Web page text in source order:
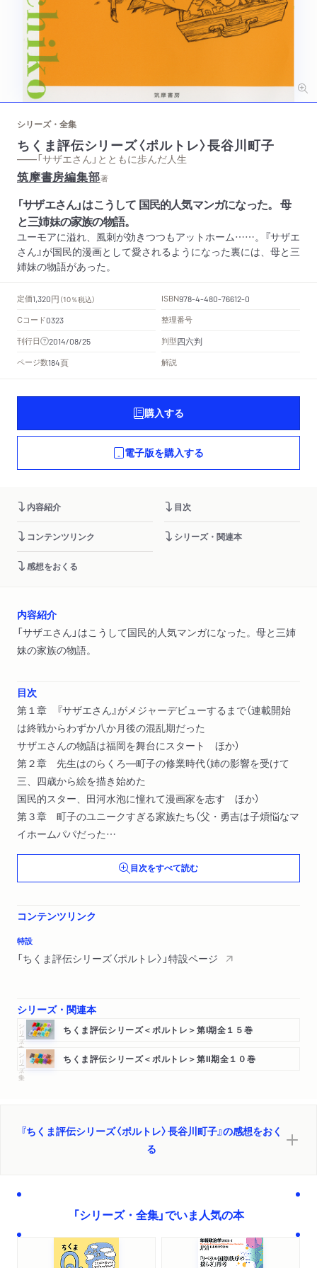
シリーズ・全集
ちくま評伝シリーズ〈ポルトレ〉長谷川町子
——「サザエさん」とともに歩んだ人生
筑摩書房編集部著
「サザエさん」はこうして 国民的人気マンガになった。 母
と三姉妹の家族の物語。
ユーモアに溢れ、風刺が効きつつもアットホーム……。『サザエ
さん』が国民的漫画として愛されるようになった裏には、母と三
姉妹の物語があった。
定価1,320円 （10％税込） ISBN978-4-480-76612-0
Cコード0323
整理番号
刊行日
2014/08/25 判型四六判
ページ数184頁 解説
購入する
電子版を購入する
内容紹介 目次
コンテンツリンク シリーズ・関連本
感想をおくる
内容紹介
「サザエさん」はこうして国民的人気マンガになった。母と三姉
妹の家族の物語。
目次
第１章 『サザエさん』がメジャーデビューするまで（連載開始
は終戦からわずか八か月後の混乱期だった
サザエさんの物語は福岡を舞台にスタート ほか）
第２章 先生はのらくろ―町子の修業時代（姉の影響を受けて
三、四歳から絵を描き始めた
国民的スター、田河水泡に憧れて漫画家を志す ほか）
第３章 町子のユニークすぎる家族たち（父・勇吉は子煩悩なマ
イホームパパだった
父の死が町子が漫画家になるきっかけとなる ほか）
第４章 日々の創作をめぐる苦しみと喜び（町子たちの時代は漫
画家がストーリーも作画もひとりで担当
第５章 町子が描き出した昭和の物語（『サザエさん』から見え
てくる“昭和”という時代
街頭紙芝居からテレビへ、そして駄菓子屋からコンビニへ ほ
目次をすべて読む
コンテンツリンク
特設
「ちくま評伝シリーズ〈ポルトレ〉」特設ページ
シリーズ・関連本
シリーズ・全集 ちくま評伝シリーズ＜ポルトレ＞第Ⅰ期全１５巻
シリーズ・全集 ちくま評伝シリーズ＜ポルトレ＞第Ⅱ期全１０巻
『ちくま評伝シリーズ〈ポルトレ〉長谷川町子』の感想をおく
る
「シリーズ・全集」でいま人気の本